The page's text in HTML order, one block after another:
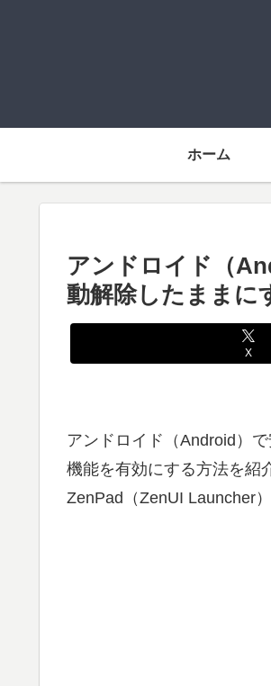
ホーム
アンドロイド（
動解除したままに
X
アンドロイド（Android）
機能を有効にする方法を紹
ZenPad（ZenUI Launcher）